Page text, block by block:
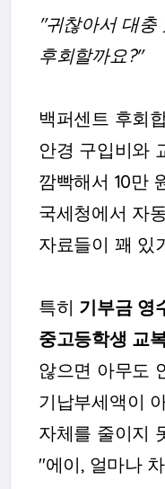
"귀찮아서 대충
후회할까요?"
백퍼센트 후회
안경 구입비와
깜빡해서 10만
국세청에서 자
자료들이 꽤 있
특히 기부금 영
중고등학생 교
않으면 아무도
기납부세액이
자체를 줄이지
"에이, 얼마나